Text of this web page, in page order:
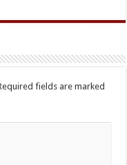
fields are marked